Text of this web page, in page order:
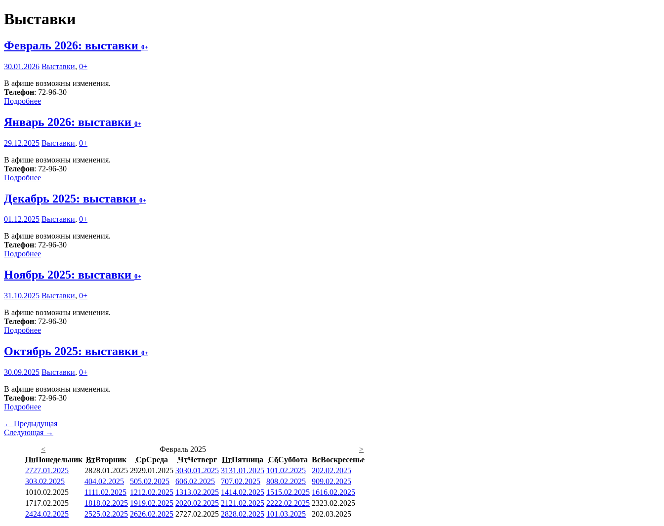
Выставки
Февраль 2026: выставки 0+
30.01.2026 Выставки, 0+
В афише возможны изменения.
Телефон: 72-96-30
Подробнее
Январь 2026: выставки 0+
29.12.2025 Выставки, 0+
В афише возможны изменения.
Телефон: 72-96-30
Подробнее
Декабрь 2025: выставки 0+
01.12.2025 Выставки, 0+
В афише возможны изменения.
Телефон: 72-96-30
Подробнее
Ноябрь 2025: выставки 0+
31.10.2025 Выставки, 0+
В афише возможны изменения.
Телефон: 72-96-30
Подробнее
Октябрь 2025: выставки 0+
30.09.2025 Выставки, 0+
В афише возможны изменения.
Телефон: 72-96-30
Подробнее
← Предыдущая
Следующая →
<
Февраль 2025
>
ПнПонедельник ВтВторник СрСреда ЧтЧетверг ПтПятница СбСуббота ВсВоскресенье
2727.01.2025 2828.01.2025 2929.01.2025 3030.01.2025 3131.01.2025 101.02.2025 202.02.2025
303.02.2025 404.02.2025 505.02.2025 606.02.2025 707.02.2025 808.02.2025 909.02.2025
1010.02.2025 1111.02.2025 1212.02.2025 1313.02.2025 1414.02.2025 1515.02.2025 1616.02.2025
1717.02.2025 1818.02.2025 1919.02.2025 2020.02.2025 21 21.02.2025 2222.02.2025 2323.02.2025
2424.02.2025 2525.02.2025 2626.02.2025 2727.02.2025 2828.02.2025 101.03.2025 202.03.2025